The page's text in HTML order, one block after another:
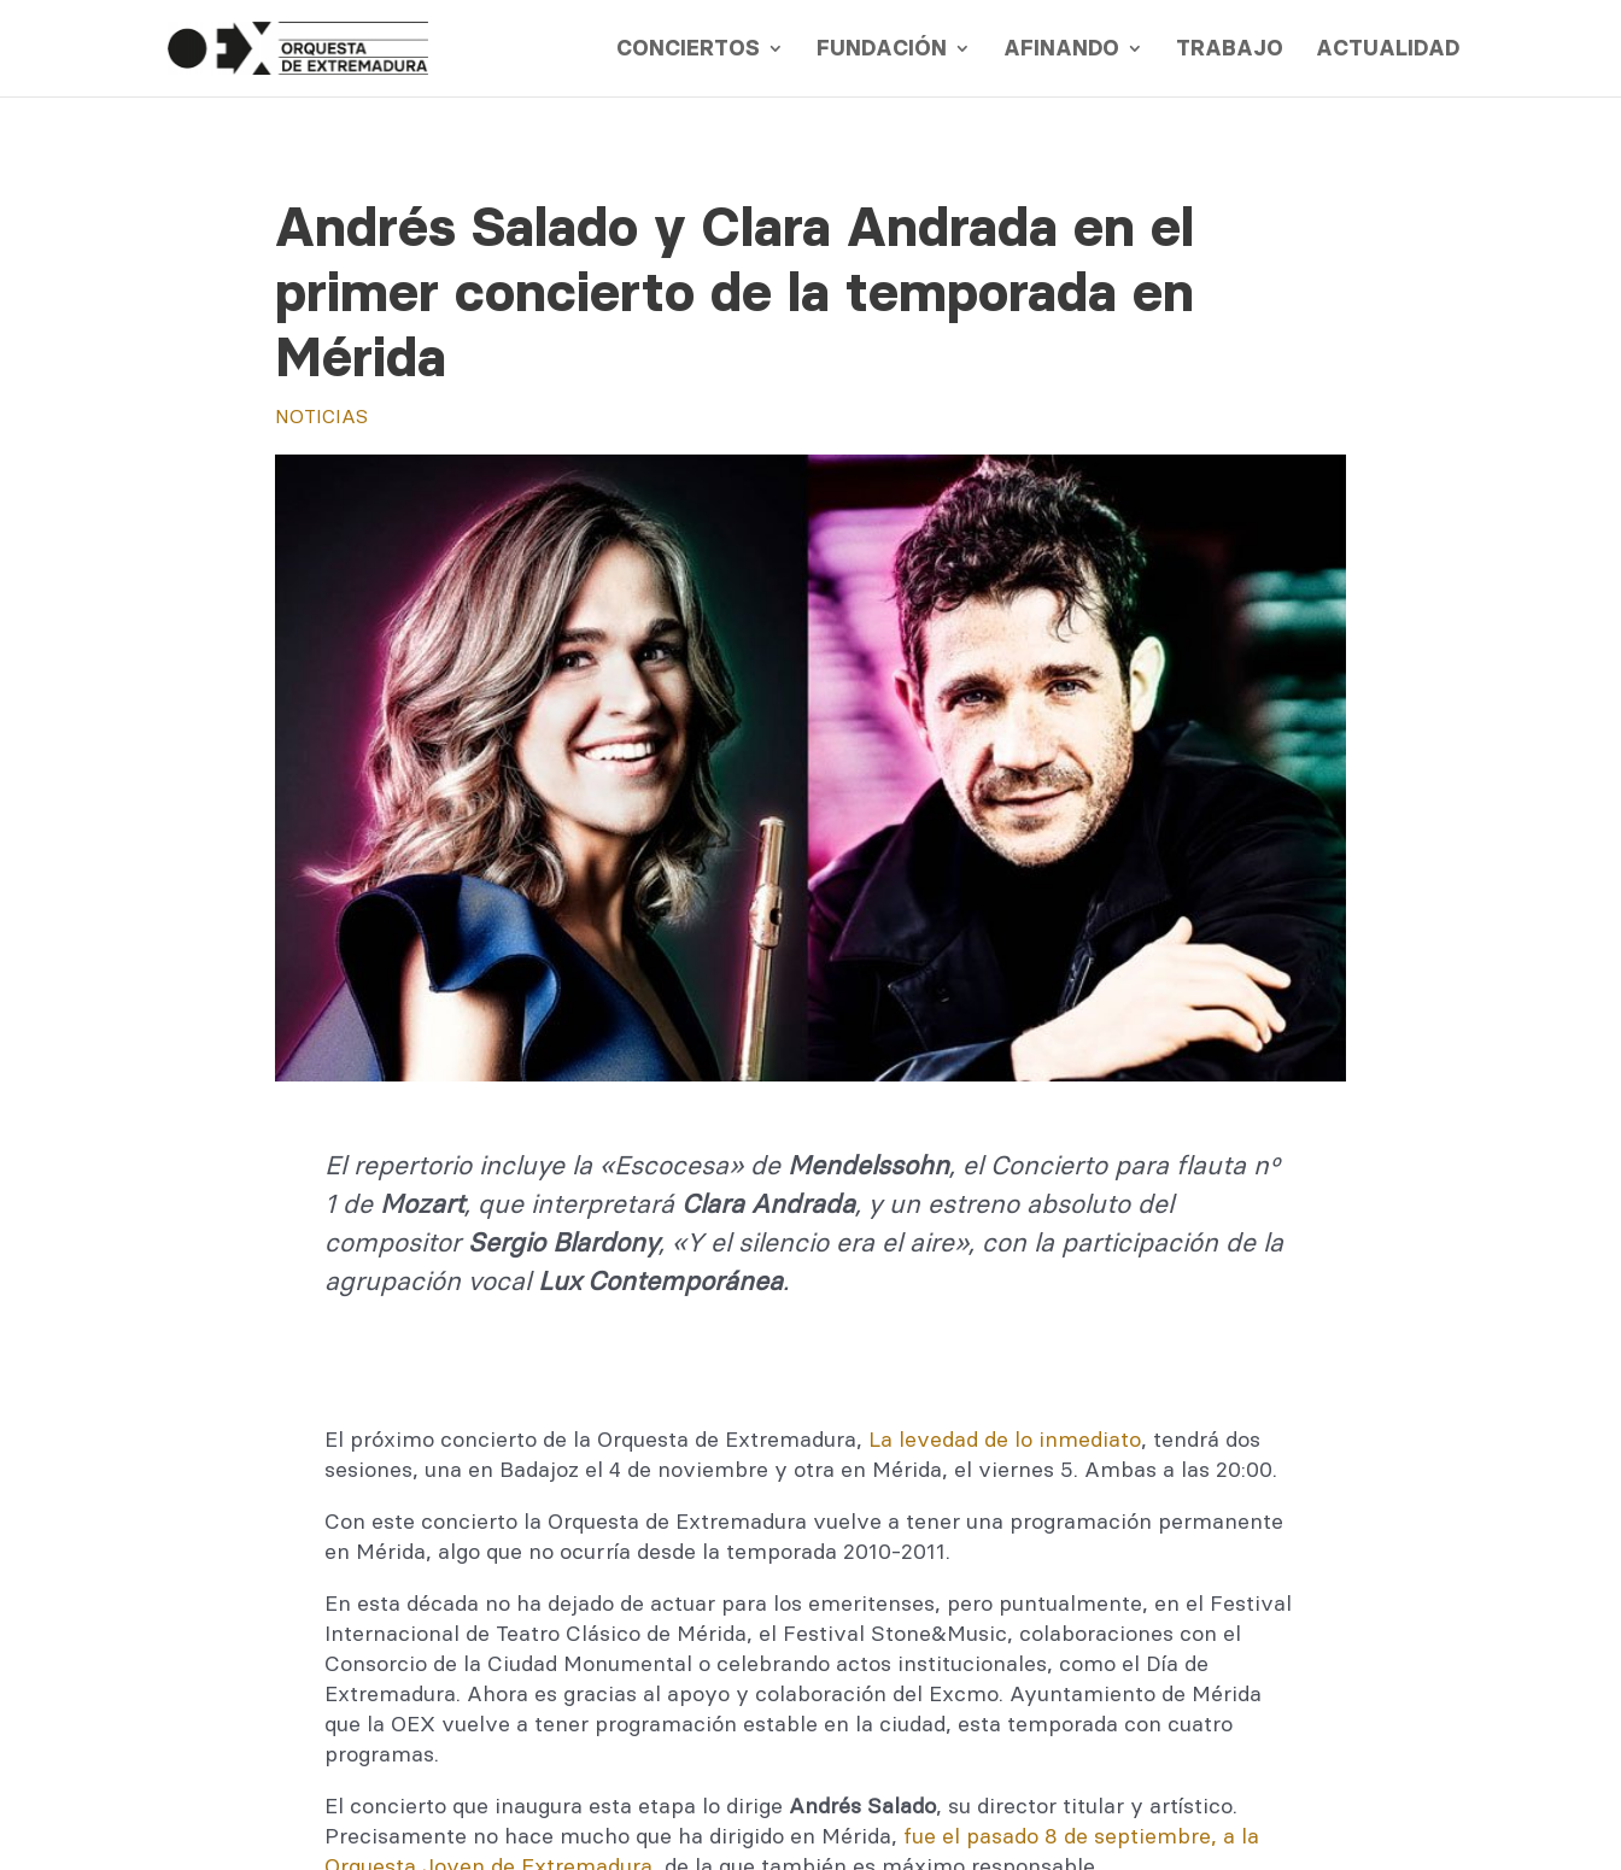
CONCIERTOS FUNDACIÓN AFINANDO TRABAJO ACTUALIDAD
Andrés Salado y Clara Andrada en el
primer concierto de la temporada en
Mérida
NOTICIAS
El repertorio incluye la «Escocesa» de Mendelssohn, el Concierto para flauta nº
1 de Mozart, que interpretará Clara Andrada, y un estreno absoluto del
compositorSergio Blardony, «Y el silencio era el aire», con la participación de la
agrupación vocalLux Contemporánea.
El próximo concierto de la Orquesta de Extremadura, La levedad de lo inmediato, tendrá dos
sesiones, una en Badajoz el 4 de noviembre y otra en Mérida, el viernes 5. Ambas a las 20:00.
Con este concierto la Orquesta de Extremadura vuelve a tener una programación permanente
en Mérida, algo que no ocurría desde la temporada 2010-2011.
En esta década no ha dejado de actuar para los emeritenses, pero puntualmente, en el Festival
Internacional de Teatro Clásico de Mérida, el Festival Stone&Music, colaboraciones con el
Consorcio de la Ciudad Monumental o celebrando actos institucionales, como el Día de
Extremadura. Ahora es gracias al apoyo y colaboración del Excmo. Ayuntamiento de Mérida
que la OEX vuelve a tener programación estable en la ciudad, esta temporada con cuatro
programas.
El concierto que inaugura esta etapa lo dirige Andrés Salado, su director titular y artístico.
Precisamente no hace mucho que ha dirigido en Mérida, fue el pasado 8 de septiembre, a la